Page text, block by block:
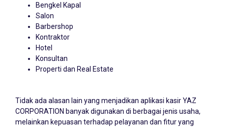
Bengkel Kapal
Salon
Barbershop
Kontraktor
Hotel
Konsultan
Properti dan Real Estate
Tidak ada alasan lain yang menjadikan aplikasi kasir YAZ
CORPORATION banyak digunakan di berbagai jenis usaha,
melainkan kepuasan terhadap pelayanan dan fitur yang